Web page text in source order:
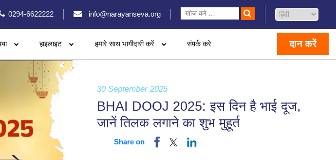
0294-6622222 info@narayanseva.org
हाइलाइट हमारे साथ भागीदारी करें संपर्क करे दान करें
30 September 2025
BHAI DOOJ 2025: इस दिन है भाई दूज,
जानें तिलक लगाने का शुभ मुहूर्त
Share on